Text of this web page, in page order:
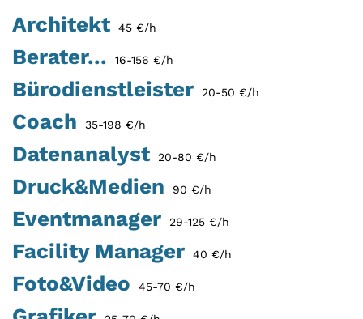
Architekt 45 €/h
Berater... 16-156 €/h
Bürodienstleister 20-50 €/h
Coach 35-198 €/h
Datenanalyst 20-80 €/h
Druck&Medien 90 €/h
Eventmanager 29-125 €/h
Facility Manager 40 €/h
Foto&Video 45-70 €/h